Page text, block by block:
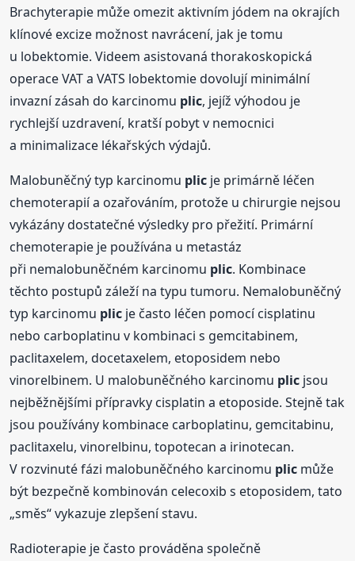
Brachyterapie může omezit aktivním jódem na okrajích
klínové excize možnost navrácení, jak je tomu
u lobektomie. Videem asistovaná thorakoskopická
operace VAT a VATS lobektomie dovolují minimální
invazní zásah do karcinomu plic, jejíž výhodou je
rychlejší uzdravení, kratší pobyt v nemocnici
a minimalizace lékařských výdajů.
Malobuněčný typ karcinomu plic je primárně léčen
chemoterapií a ozařováním, protože u chirurgie nejsou
vykázány dostatečné výsledky pro přežití. Primární
chemoterapie je používána u metastáz
při nemalobuněčném karcinomu plic. Kombinace
těchto postupů záleží na typu tumoru. Nemalobuněčný
typ karcinomu plic je často léčen pomocí cisplatinu
nebo carboplatinu v kombinaci s gemcitabinem,
paclitaxelem, docetaxelem, etoposidem nebo
vinorelbinem. U malobuněčného karcinomu plic jsou
nejběžnějšími přípravky cisplatin a etoposide. Stejně tak
jsou používány kombinace carboplatinu, gemcitabinu,
paclitaxelu, vinorelbinu, topotecan a irinotecan.
V rozvinuté fázi malobuněčného karcinomu plic může
být bezpečně kombinován celecoxib s etoposidem, tato
„směs“ vykazuje zlepšení stavu.
Radioterapie je často prováděna společně